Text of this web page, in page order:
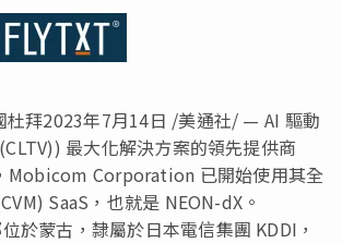
杜拜2023年7月14日 /美通社/ — AI 驅動
最大化解決方案的領先提供商
Mobicom Corporation 已開始使用其全
SaaS，也就是 NEON-dX。
於蒙古，隸屬於日本電信集團 KDDI，